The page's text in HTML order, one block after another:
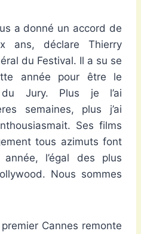
a donné un accord de
ans, déclare Thierry
du Festival. Il a su se
année pour être le
du Jury. Plus je l’ai
semaines, plus j’ai
Ses films
tous azimuts font
l’égal des plus
Nous sommes
Cannes remonte